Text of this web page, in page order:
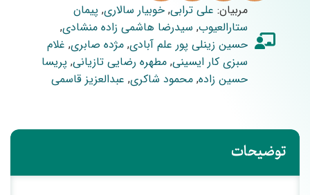
مربیان: علی ترابی, خوبیار سالاری, پیمان
ستارالعیوب, سیدرضا هاشمی زاده منشادی,
حسین زینلی پور علم آبادی, مژده صابری, غلام
سبزی کار ایسینی, مطهره رضایی تازیانی, پریسا
حسین زاده, محمود شاکری, عبدالعزیز قاسمی
توضیحات